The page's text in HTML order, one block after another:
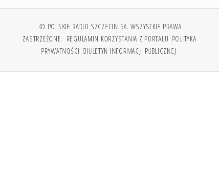
© POLSKIE RADIO SZCZECIN SA. WSZYSTKIE PRAWA
ZASTRZEŻONE. REGULAMIN KORZYSTANIA Z PORTALU POLITYKA
PRYWATNOŚCI BIULETYN INFORMACJI PUBLICZNEJ